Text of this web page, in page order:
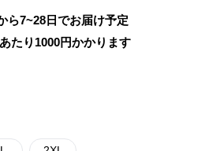
ら7~28日でお届け予定
たり 1000円かかります